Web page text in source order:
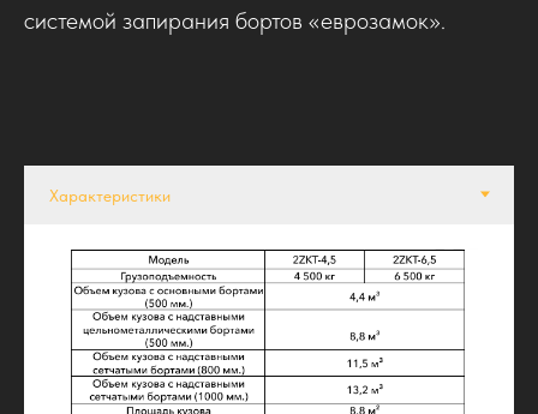
системой запирания бортов «еврозамок».